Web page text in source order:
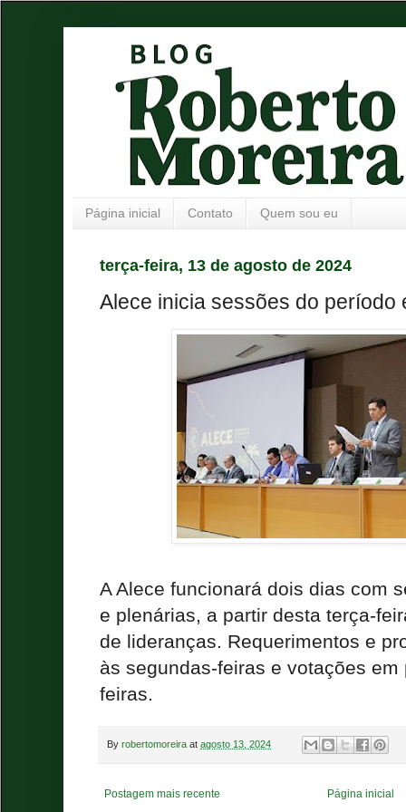
Página inicial Contato Quem sou eu
terça-feira, 13 de agosto de 2024
Alece inicia sessões do período
A Alece funcionará dois dias com
e plenárias, a partir desta terça-
de lideranças. Requerimentos e
às segundas-feiras e votações
feiras.
By robertomoreira at agosto 13, 2024
Postagem mais recente Página inicial